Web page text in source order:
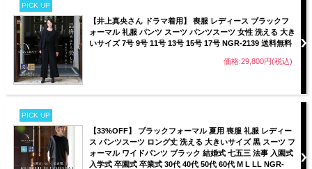
PICK UP
【井上真央さん ドラマ着用】 喪服 レディース ブラックフ
ォーマル 礼服 パンツ スーツ パンツスーツ 女性 洗える 大き
いサイズ 7号 9号 11号 13号 15号 17号 NGR-2139 送料無料
価格:29,800円(税込)
PICK UP
【33%OFF】 ブラックフォーマル 夏用 喪服 礼服 レディー
ス パンツスーツ ロング丈 洗える 大きいサイズ 黒 スーツ フ
ォーマル ワイドパンツ ブラック 結婚式 七五三 法事 入園式
入学式 卒園式 卒業式 30代 40代 50代 60代 M L LL NGR-